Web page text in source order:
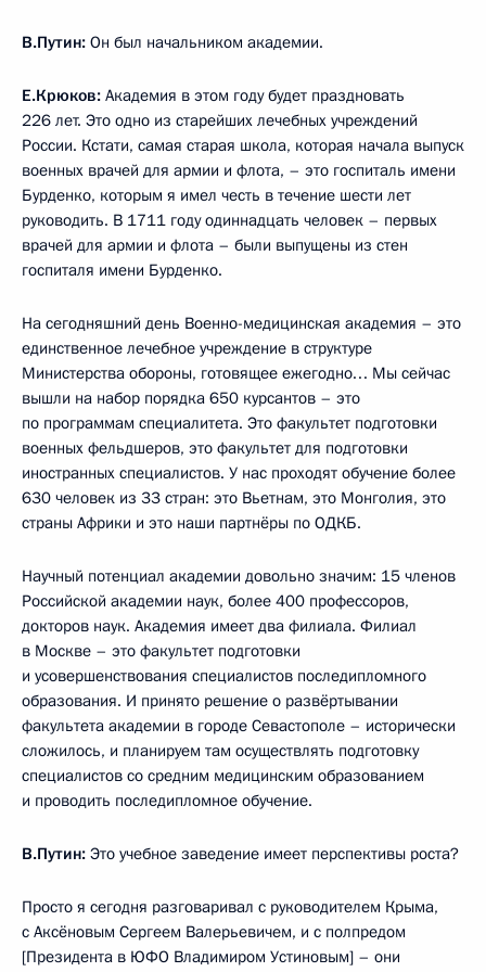
В.Путин: Он был начальником академии.
Е.Крюков: Академия в этом году будет праздновать
226 лет. Это одно из старейших лечебных учреждений
России. Кстати, самая старая школа, которая начала выпуск
военных врачей для армии и флота, – это госпиталь имени
Бурденко, которым я имел честь в течение шести лет
руководить. В 1711 году одиннадцать человек – первых
врачей для армии и флота – были выпущены из стен
госпиталя имени Бурденко.
На сегодняшний день Военно-медицинская академия – это
единственное лечебное учреждение в структуре
Министерства обороны, готовящее ежегодно… Мы сейчас
вышли на набор порядка 650 курсантов – это
по программам специалитета. Это факультет подготовки
военных фельдшеров, это факультет для подготовки
иностранных специалистов. У нас проходят обучение более
630 человек из 33 стран: это Вьетнам, это Монголия, это
страны Африки и это наши партнёры по ОДКБ.
Научный потенциал академии довольно значим: 15 членов
Российской академии наук, более 400 профессоров,
докторов наук. Академия имеет два филиала. Филиал
в Москве – это факультет подготовки
и усовершенствования специалистов последипломного
образования. И принято решение о развёртывании
факультета академии в городе Севастополе – исторически
сложилось, и планируем там осуществлять подготовку
специалистов со средним медицинским образованием
и проводить последипломное обучение.
В.Путин: Это учебное заведение имеет перспективы роста?
Просто я сегодня разговаривал с руководителем Крыма,
с Аксёновым Сергеем Валерьевичем, и с полпредом
[Президента в ЮФО Владимиром Устиновым] – они